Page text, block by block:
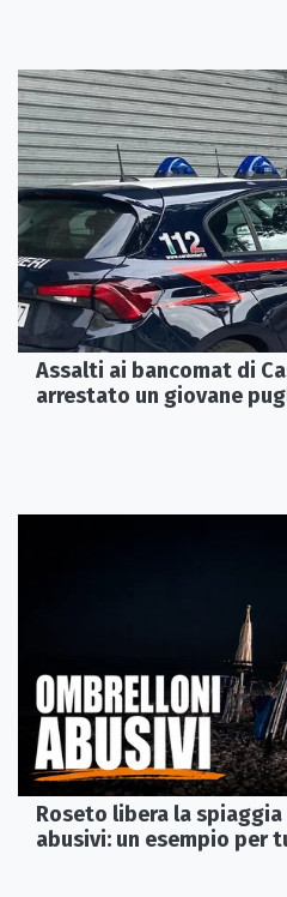
Assalti ai bancomat di
arrestato un giovane
Roseto libera la
abusivi: un esempio